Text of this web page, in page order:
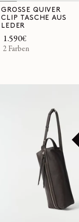
GROSSE QUIVER
CLIP TASCHE AUS
LEDER
Normaler
Preis
1.590€
2 Farben